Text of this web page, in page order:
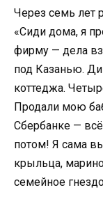
Через семь лет
«Сиди дома, я
фирму — дела
под Казанью.
коттеджа.
Продали мою
Сбербанке —
потом! Я сама
крыльца,
семейное